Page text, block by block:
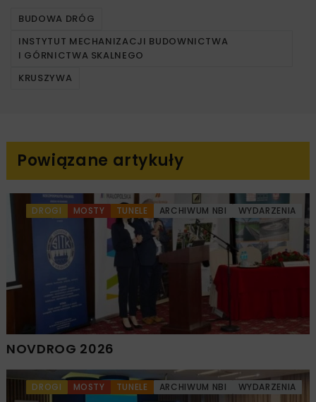
BUDOWA DRÓG
INSTYTUT MECHANIZACJI BUDOWNICTWA
I GÓRNICTWA SKALNEGO
KRUSZYWA
Powiązane artykuły
DROGI MOSTY TUNELE ARCHIWUM NBI WYDARZENIA
NOVDROG 2026
DROGI MOSTY TUNELE ARCHIWUM NBI WYDARZENIA